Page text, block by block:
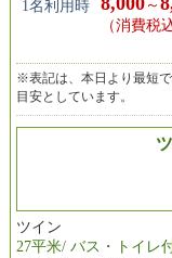
1名利用時 ～
（消費税
※表記は、本日より最短
目安としています。
ツイン
27平米/ バス・トイレ